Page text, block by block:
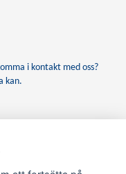
i kontakt med oss?
kan.